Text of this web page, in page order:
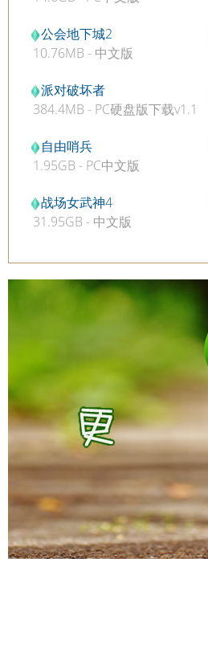
公会地下城2
10.76MB - 中文版
派对破坏者
384.4MB - PC硬盘版下载v1.1
自由哨兵
1.95GB - PC中文版
战场女武神4
31.95GB - 中文版